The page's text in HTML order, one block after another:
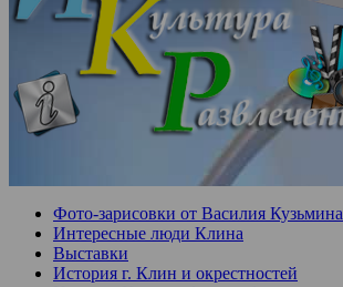
Фото-зарисовки от Василия Кузьмина
Интересные люди Клина
Выставки
История г. Клин и окрестностей